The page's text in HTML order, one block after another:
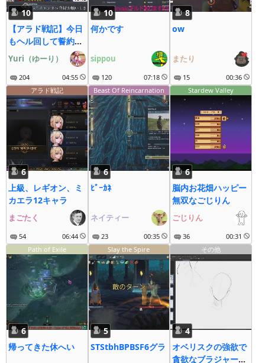
10
【アラド戦記】今日
もヘル回して誓約集
めるぞ！ YouTube
同時配信中！
Yuri（ゆーり）
204 04:55
10
何かです
sippou
120 07:18
8
ow
またり
15
00:36
アラド戦記
6
上級、レギオン、ミ
カエラ12キャラ
まごたく
54 06:44
Beast Of Reincarnation
6
ﾋﾞｰｶﾈ
ネイティー
23 00:35
Stardew Valley
6
脳内お花畑ハッピー
無双なごじりん
ごじりん
36
00:31
Path of Exile
6
帰ってきた休へい
Slay the Spire
5
STStbhBPBSF6グラ
その他
4
オベリスクの強欲で
貪欲なブラジャーを